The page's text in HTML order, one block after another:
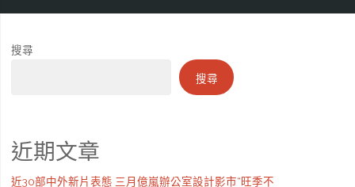
搜尋
搜尋
近期文章
近30部中外新片表態 三月億嵐辦公室設計影市“旺季不